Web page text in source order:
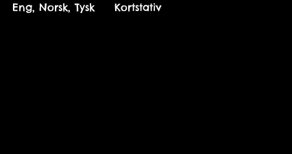
Kortstativ
Eng, Norsk, Tysk